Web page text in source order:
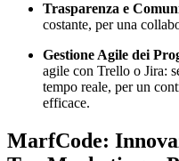
Trasparenza e
costante, per una
Gestione Agile dei
agile con Trello o Jira:
tempo reale, per un
efficace.
MarfCode: